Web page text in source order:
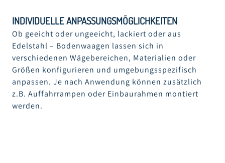
INDIVIDUELLE ANPASSUNGSMÖGLICHKEITEN
Ob geeicht oder ungeeicht, lackiert oder aus
Edelstahl – Bodenwaagen lassen sich in
verschiedenen Wägebereichen, Materialien oder
Größen konfigurieren und umgebungsspezifisch
anpassen. Je nach Anwendung können zusätzlich
z.B. Auffahrrampen oder Einbaurahmen montiert
werden.